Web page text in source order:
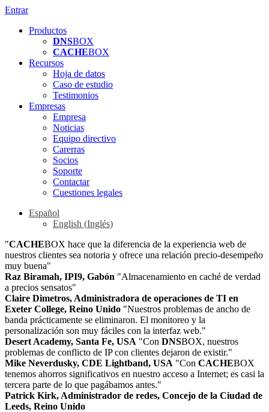
Entrar
Productos
DNSBOX
CACHEBOX
Recursos
Hoja de datos
Caso de estudio
Testimonios
Empresas
Empresa
Noticias
Equipo directivo
Carerras
Socios
Soporte
Contactar
Cuestiones legales
Español
English (Inglés)
"CACHEBOX hace que la diferencia de la experiencia web de
nuestros clientes sea notoria y ofrece una relación precio-desempeño
muy buena"
Raz Biramah, IPI9, Gabón "Almacenamiento en caché de verdad
a precios sensatos"
Claire Dimetros, Administradora de operaciones de TI en
Exeter College, Reino Unido "Nuestros problemas de ancho de
banda prácticamente se eliminaron. El monitoreo y la
personalización son muy fáciles con la interfaz web."
Desert Academy, Santa Fe, USA "Con DNSBOX, nuestros
problemas de conflicto de IP con clientes dejaron de existir."
Mike Neverdusky, CDE Lightband, USA "Con CACHEBOX
tenemos ahorros significativos en nuestro acceso a Internet; es casi la
tercera parte de lo que pagábamos antes."
Patrick Kirk, Administrador de redes, Concejo de la Ciudad de
Leeds, Reino Unido